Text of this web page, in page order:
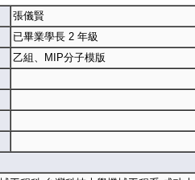
張儀賢
已畢業學長 2 年級
乙組、MIP分子模版